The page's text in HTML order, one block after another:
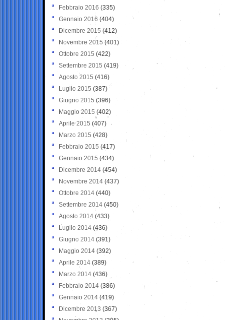
Febbraio 2016 (335)
Gennaio 2016 (404)
Dicembre 2015 (412)
Novembre 2015 (401)
Ottobre 2015 (422)
Settembre 2015 (419)
Agosto 2015 (416)
Luglio 2015 (387)
Giugno 2015 (396)
Maggio 2015 (402)
Aprile 2015 (407)
Marzo 2015 (428)
Febbraio 2015 (417)
Gennaio 2015 (434)
Dicembre 2014 (454)
Novembre 2014 (437)
Ottobre 2014 (440)
Settembre 2014 (450)
Agosto 2014 (433)
Luglio 2014 (436)
Giugno 2014 (391)
Maggio 2014 (392)
Aprile 2014 (389)
Marzo 2014 (436)
Febbraio 2014 (386)
Gennaio 2014 (419)
Dicembre 2013 (367)